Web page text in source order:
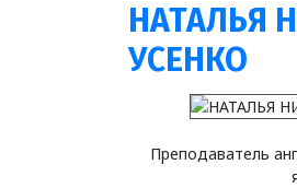
НАТАЛЬЯ
УСЕНКО
Преподаватель